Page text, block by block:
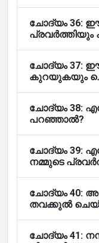
ചോദ്യം 36:
ചോദ്യം 37:
കുറയുകയും
ചോദ്യം 38:
പറഞ്ഞാൽ?
ചോദ്യം 39:
നമ്മുടെ
ചോദ്യം 40:
തവക്കുൽ
ചോദ്യം 41: